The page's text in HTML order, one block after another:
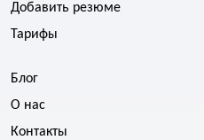
Добавить резюме
Тарифы
Блог
О нас
Контакты